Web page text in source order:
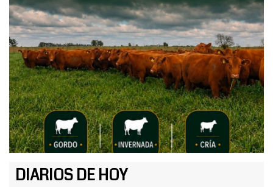
DIARIOS DE HOY